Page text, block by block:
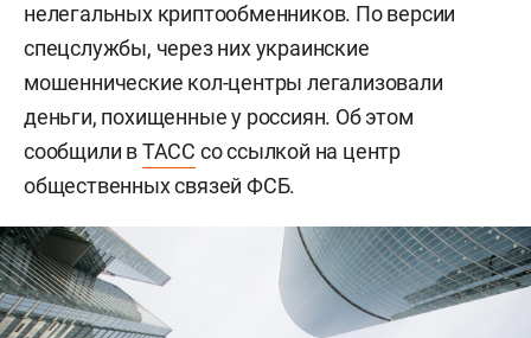
нелегальных криптообменников. По версии
спецслужбы, через них украинские
мошеннические кол-центры легализовали
деньги, похищенные у россиян. Об этом
сообщили вТАСС со ссылкой на центр
общественных связей ФСБ.